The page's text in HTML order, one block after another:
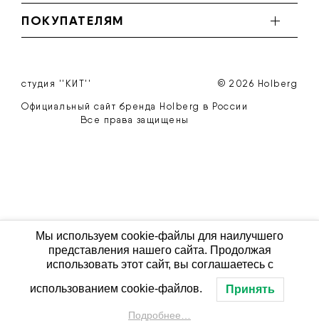
ПОКУПАТЕЛЯМ
студия ''КИТ''
Официальный сайт бренда Holberg в России
Все права защищены
© 2026 Holberg
Мы используем cookie-файлы для наилучшего
представления нашего сайта. Продолжая
использовать этот сайт, вы соглашаетесь с
использованием cookie-файлов. Принять
Подробнее…